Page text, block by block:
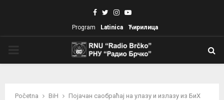
Facebook
TwitterInstagram
Youtube
Program Latinica Ћирилица
Početna BiH Појачан саобраћај на улазу и излазу из БиХ